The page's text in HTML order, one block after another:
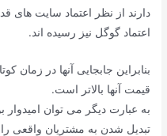
دارند از نظر اعتماد سایت های
اعتماد گوگل نیز رسیده اند.
بنابراین جابجایی آنها در زمان
قیمت آنها بالاتر است.
به عبارت دیگر می توان امیدوار
تبدیل شدن به مشتریان واقعی